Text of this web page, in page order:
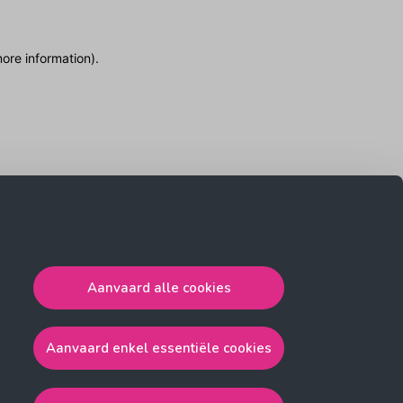
Aanvaard alle cookies
Aanvaard enkel essentiële cookies
information).